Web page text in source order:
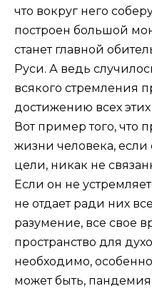
что вокруг него
построен большой
станет главной
Руси. А ведь
всякого стремления
достижению всех
Вот пример того, что
жизни человека, если
цели, никак не
Если он не
не отдает ради них
разумение, все свое
пространство для
необходимо,
может быть,